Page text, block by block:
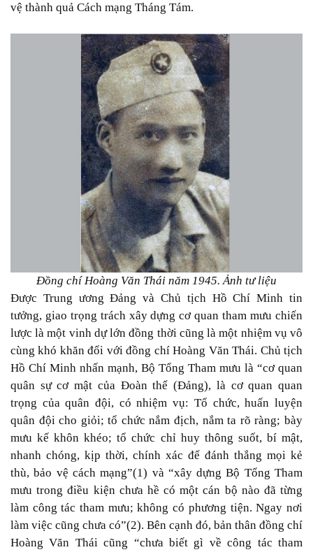
vệ thành quả Cách mạng Tháng Tám.
Đồng chí Hoàng Văn Thái năm 1945. Ảnh tư liệu
Được Trung ương Đảng và Chủ tịch Hồ Chí Minh tin
tưởng, giao trọng trách xây dựng cơ quan tham mưu chiến
lược là một vinh dự lớn đồng thời cũng là một nhiệm vụ vô
cùng khó khăn đối với đồng chí Hoàng Văn Thái. Chủ tịch
Hồ Chí Minh nhấn mạnh, Bộ Tổng Tham mưu là “cơ quan
quân sự cơ mật của Đoàn thể (Đảng), là cơ quan quan
trọng của quân đội, có nhiệm vụ: Tổ chức, huấn luyện
quân đội cho giỏi; tổ chức nắm địch, nắm ta rõ ràng; bày
mưu kế khôn khéo; tổ chức chỉ huy thông suốt, bí mật,
nhanh chóng, kịp thời, chính xác để đánh thắng mọi kẻ
thù, bảo vệ cách mạng”(1) và “xây dựngBộ Tổng Tham
mưu trong điều kiện chưa hề có một cán bộ nào đã từng
làm công tác tham mưu; không có phương tiện. Ngay nơi
làm việc cũng chưa có”(2). Bên cạnh đó, bản thân đồng chí
Hoàng Văn Thái cũng “chưa biết gì về công tác tham